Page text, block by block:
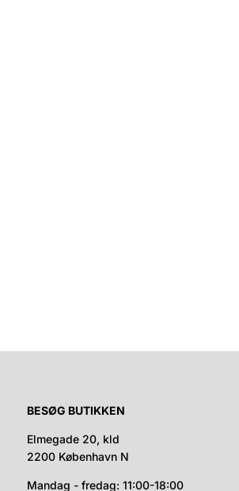
BESØG BUTIKKEN
Elmegade 20, kld
2200 København N
Mandag - fredag: 11:00-18:00